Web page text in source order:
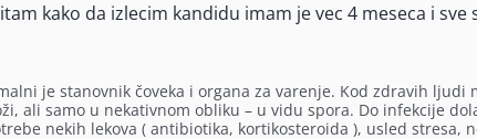
kako da izlecim kandidu imam je vec 4 meseca i
je stanovnik čoveka i organa za varenje. Kod zdravih ljudi
ali samo u nekativnom obliku – u vidu spora. Do infekcije
nekih lekova ( antibiotika, kortikosteroida ), usled stresa,